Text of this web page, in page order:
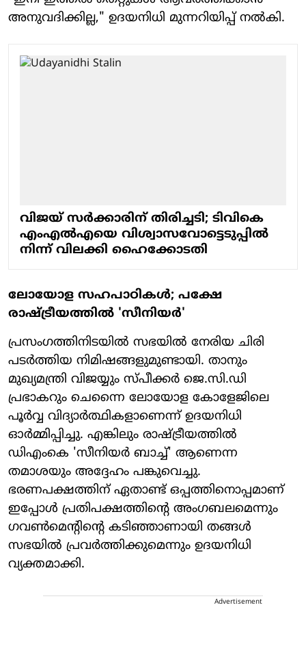
അനുവദിക്കില്ല," ഉദയനിധി മുന്നറിയിപ്പ് നൽകി.
വിജയ് സർക്കാരിന് തിരിച്ചടി; ടിവികെ
എംഎൽഎയെ വിശ്വാസവോട്ടെടുപ്പിൽ
നിന്ന് വിലക്കി ഹൈക്കോടതി
ലോയോള സഹപാഠികൾ; പക്ഷേ
രാഷ്ട്രീയത്തിൽ 'സീനിയർ'
പ്രസംഗത്തിനിടയിൽ സഭയിൽ നേരിയ ചിരി
പടർത്തിയ നിമിഷങ്ങളുമുണ്ടായി. താനും
മുഖ്യമന്ത്രി വിജയ്യും സ്പീക്കർ ജെ.സി.ഡി
പ്രഭാകറും ചെന്നൈ ലോയോള കോളേജിലെ
പൂർവ്വ വിദ്യാർത്ഥികളാണെന്ന് ഉദയനിധി
ഓർമ്മിപ്പിച്ചു. എങ്കിലും രാഷ്ട്രീയത്തിൽ
ഡിഎംകെ 'സീനിയർ ബാച്ച്' ആണെന്ന
തമാശയും അദ്ദേഹം പങ്കുവെച്ചു.
ഭരണപക്ഷത്തിന് ഏതാണ്ട് ഒപ്പത്തിനൊപ്പമാണ്
ഇപ്പോൾ പ്രതിപക്ഷത്തിന്റെ അംഗബലമെന്നും
ഗവൺമെന്റിന്റെ കടിഞ്ഞാണായി തങ്ങൾ
സഭയിൽ പ്രവർത്തിക്കുമെന്നും ഉദയനിധി
വ്യക്തമാക്കി.
Advertisement